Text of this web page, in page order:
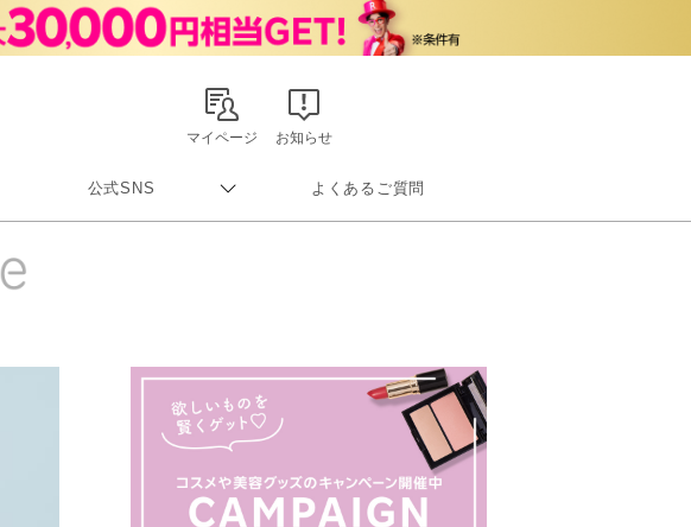
お知らせ
マイページ
公式SNS
Rakuten Link
よくあるご質問